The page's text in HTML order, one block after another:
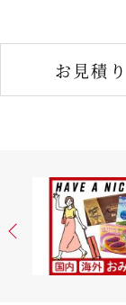
お見積